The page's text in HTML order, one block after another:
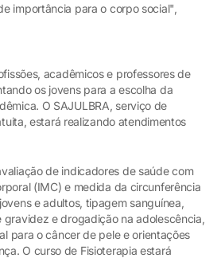
importância para o corpo social",
acadêmicos e professores de
os jovens para a escolha da
O SAJULBRA, serviço de
estará realizando atendimentos
de indicadores de saúde com
(IMC) e medida da circunferência
e adultos, tipagem sanguínea,
e drogadição na adolescência,
para o câncer de pele e orientações
O curso de Fisioterapia estará